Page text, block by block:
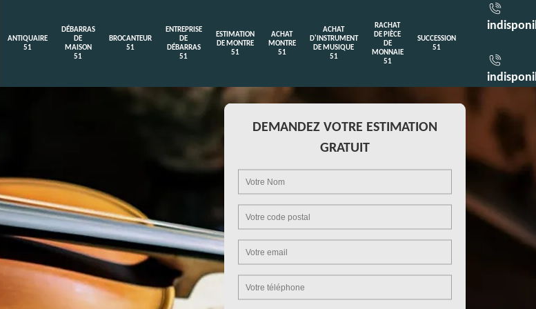
ANTIQUAIRE
51
DÉBARRAS
DE
MAISON
51
BROCANTEUR
51
ENTREPRISE
DE
DÉBARRAS
51
ESTIMATION
DE MONTRE
51
ACHAT
MONTRE
51
ACHAT
D'INSTRUMENT
DE MUSIQUE
51
RACHAT
DE PIÈCE
DE
MONNAIE
51
SUCCESSION
51
DEMANDEZ VOTRE ESTIMATION
GRATUIT